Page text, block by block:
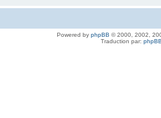
Powered by phpBB © 2000, 2002,
Traduction par: